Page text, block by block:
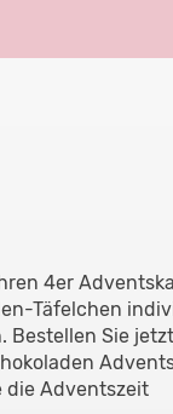
4er
Täfelchen
Bestellen Sie
die Adventszeit